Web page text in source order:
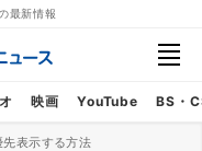
最新情報
映画 YouTube BS・
表示する方法